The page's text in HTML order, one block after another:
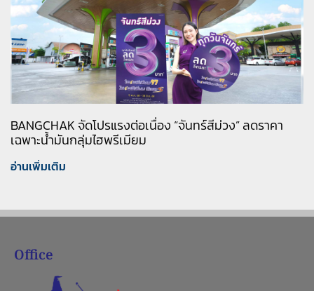
BANGCHAK จัดโปรแรงต่อเนื่อง “จันทร์สีม่วง” ลดราคา
เฉพาะน้ำมันกลุ่มไฮพรีเมียม
อ่านเพิ่มเติม
Office